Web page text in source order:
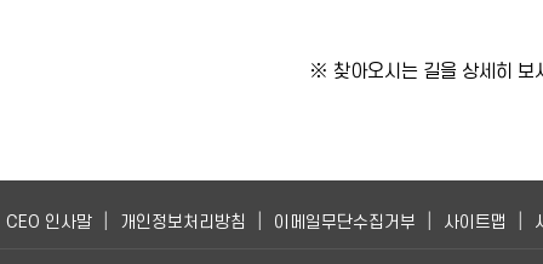
※ 찾아오시는 길을 상세히 보
CEO 인사말 개인정보처리방침 이메일무단수집거부 사이트맵